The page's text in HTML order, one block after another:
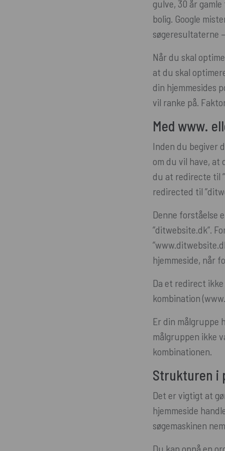
gulve, 30 år
bolig. Google
søgeresultaterne
Når du skal
at du skal
din hjemmesides
vil ranke på.
Med www.
Inden du begiver
om du vil have, at
du at redirecte til
redirected til
Denne forståelse
”ditwebsite.dk”.
hjemmeside, når
Da et redirect
kombination
Er din målgruppe
målgruppen ikke
kombinationen.
Strukturen i
Det er vigtigt at
hjemmeside
søgemaskinen
Du kan opnå en